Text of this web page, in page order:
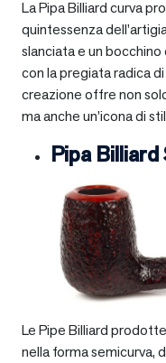
La Pipa Billiard curva
quintessenza
slanciata e un
con la pregiata radica
creazione offre non
ma anche un’icona di
Pipa
Le Pipe Billiard
nella forma semicurva,